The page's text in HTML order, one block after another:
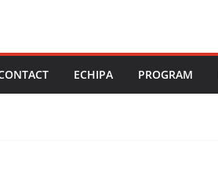
ECHIPA PROGRAM